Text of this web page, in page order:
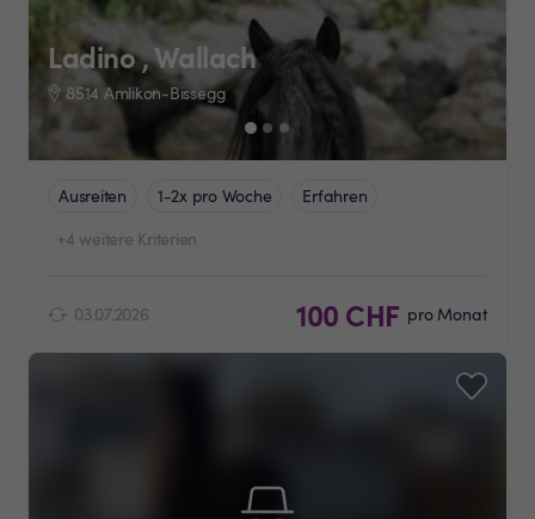
Ladino , Wallach
8514 Amlikon-Bissegg
Ausreiten 1-2x pro Woche
Erfahren
+4 weitere Kriterien
03.07.2026 100 CHF pro Monat